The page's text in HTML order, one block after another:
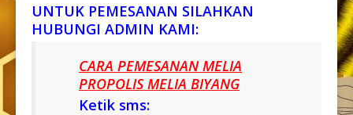
UNTUK PEMESANAN SILAHKAN
HUBUNGI ADMIN KAMI:
CARA PEMESANAN MELIA
PROPOLIS MELIA BIYANG
Ketik sms: